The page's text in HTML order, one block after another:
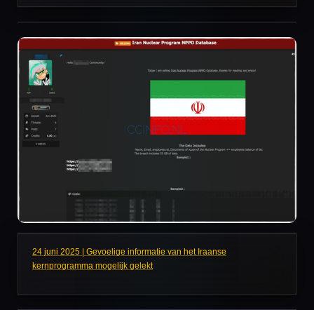
24 juni 2025 | Gevoelige informatie van het Iraanse
kernprogramma mogelijk gelekt